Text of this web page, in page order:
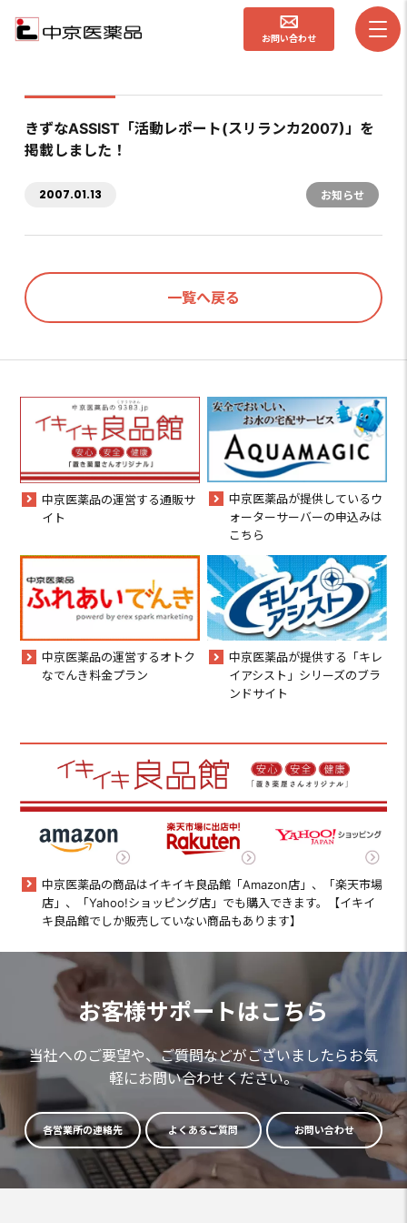
お問い合わせ
きずなASSIST「活動レポート(スリランカ2007)」を
掲載しました！
2007.01.13 お知らせ
一覧へ戻る
中京医薬品の運営する通販サ
イト
中京医薬品が提供しているウ
ォーターサーバーの申込みは
こちら
中京医薬品の運営するオトク
なでんき料金プラン
中京医薬品が提供する「キレ
イアシスト」シリーズのブラ
ンドサイト
中京医薬品の商品はイキイキ良品館「Amazon店」、「楽天市場
店」、「Yahoo!ショッピング店」でも購入できます。【イキイ
キ良品館でしか販売していない商品もあります】
お客様サポートはこちら
当社へのご要望や、ご質問などがございましたらお気
軽にお問い合わせください。
各営業所の連絡先 よくあるご質問 お問い合わせ